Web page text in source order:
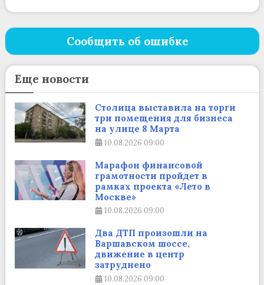
Сообщить об ошибке
Еще новости
Столица выставила на торги
три помещения для бизнеса
на улице 8 Марта
10.08.2026 09:00
Марафон финансовой
грамотности пройдет в
рамках проекта «Лето в
Москве»
10.08.2026 09:00
Два ДТП произошли на
Варшавском шоссе,
движение в центр
затруднено
10.08.2026 09:00